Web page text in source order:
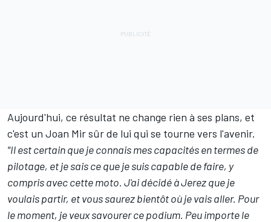
Aujourd'hui, ce résultat ne change rien à ses plans, et
c'est un Joan Mir sûr de lui qui se tourne vers l'avenir.
"Il est certain que je connais mes capacités en termes de
pilotage, et je sais ce que je suis capable de faire, y
compris avec cette moto. J'ai décidé à Jerez que je
voulais partir, et vous saurez bientôt où je vais aller. Pour
le moment, je veux savourer ce podium. Peu importe le